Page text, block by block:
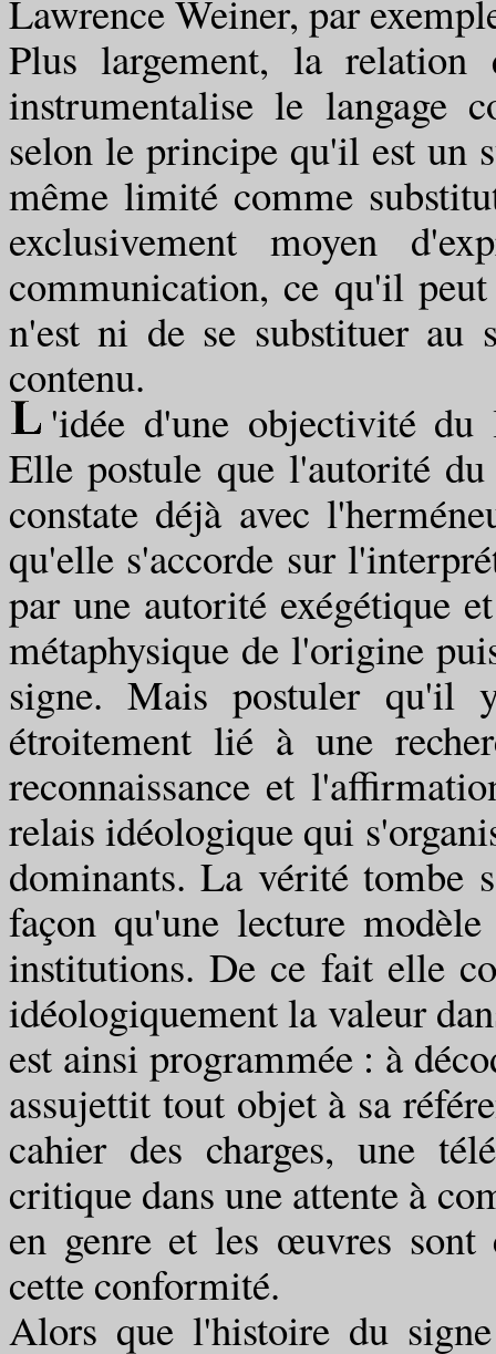
Lawrence Weiner, par
Plus largement, la
instrumentalise le langage
selon le principe qu'il est un
même limité comme
exclusivement moyen
communication, ce qu'il
n'est ni de se substituer au
contenu.
'idée d'une objectivité du
Elle postule que l'autorité
constate déjà avec
qu'elle s'accorde sur
par une autorité exégétique
métaphysique de l'origine
signe. Mais postuler qu'il
étroitement lié à une
reconnaissance et
relais idéologique qui
dominants. La vérité tombe
façon qu'une lecture
institutions. De ce fait elle
idéologiquement la valeur
est ainsi programmée : à
assujettit tout objet à sa
cahier des charges, une
critique dans une attente à
en genre et les œuvres
cette conformité.
Alors que l'histoire du